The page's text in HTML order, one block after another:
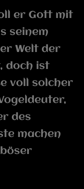
er Gott mit
seinem
Welt der
doch ist
voll solcher
des
machen